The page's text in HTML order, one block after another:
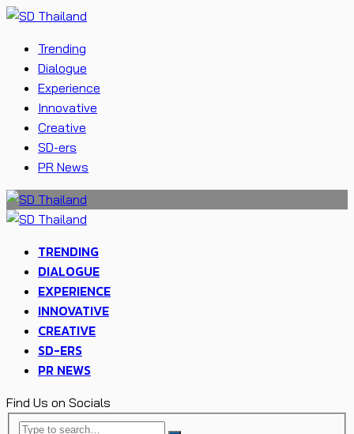
Trending
Dialogue
Experience
Innovative
Creative
SD-ers
PR News
TRENDING
DIALOGUE
EXPERIENCE
INNOVATIVE
CREATIVE
SD-ERS
PR NEWS
Find Us on Socials